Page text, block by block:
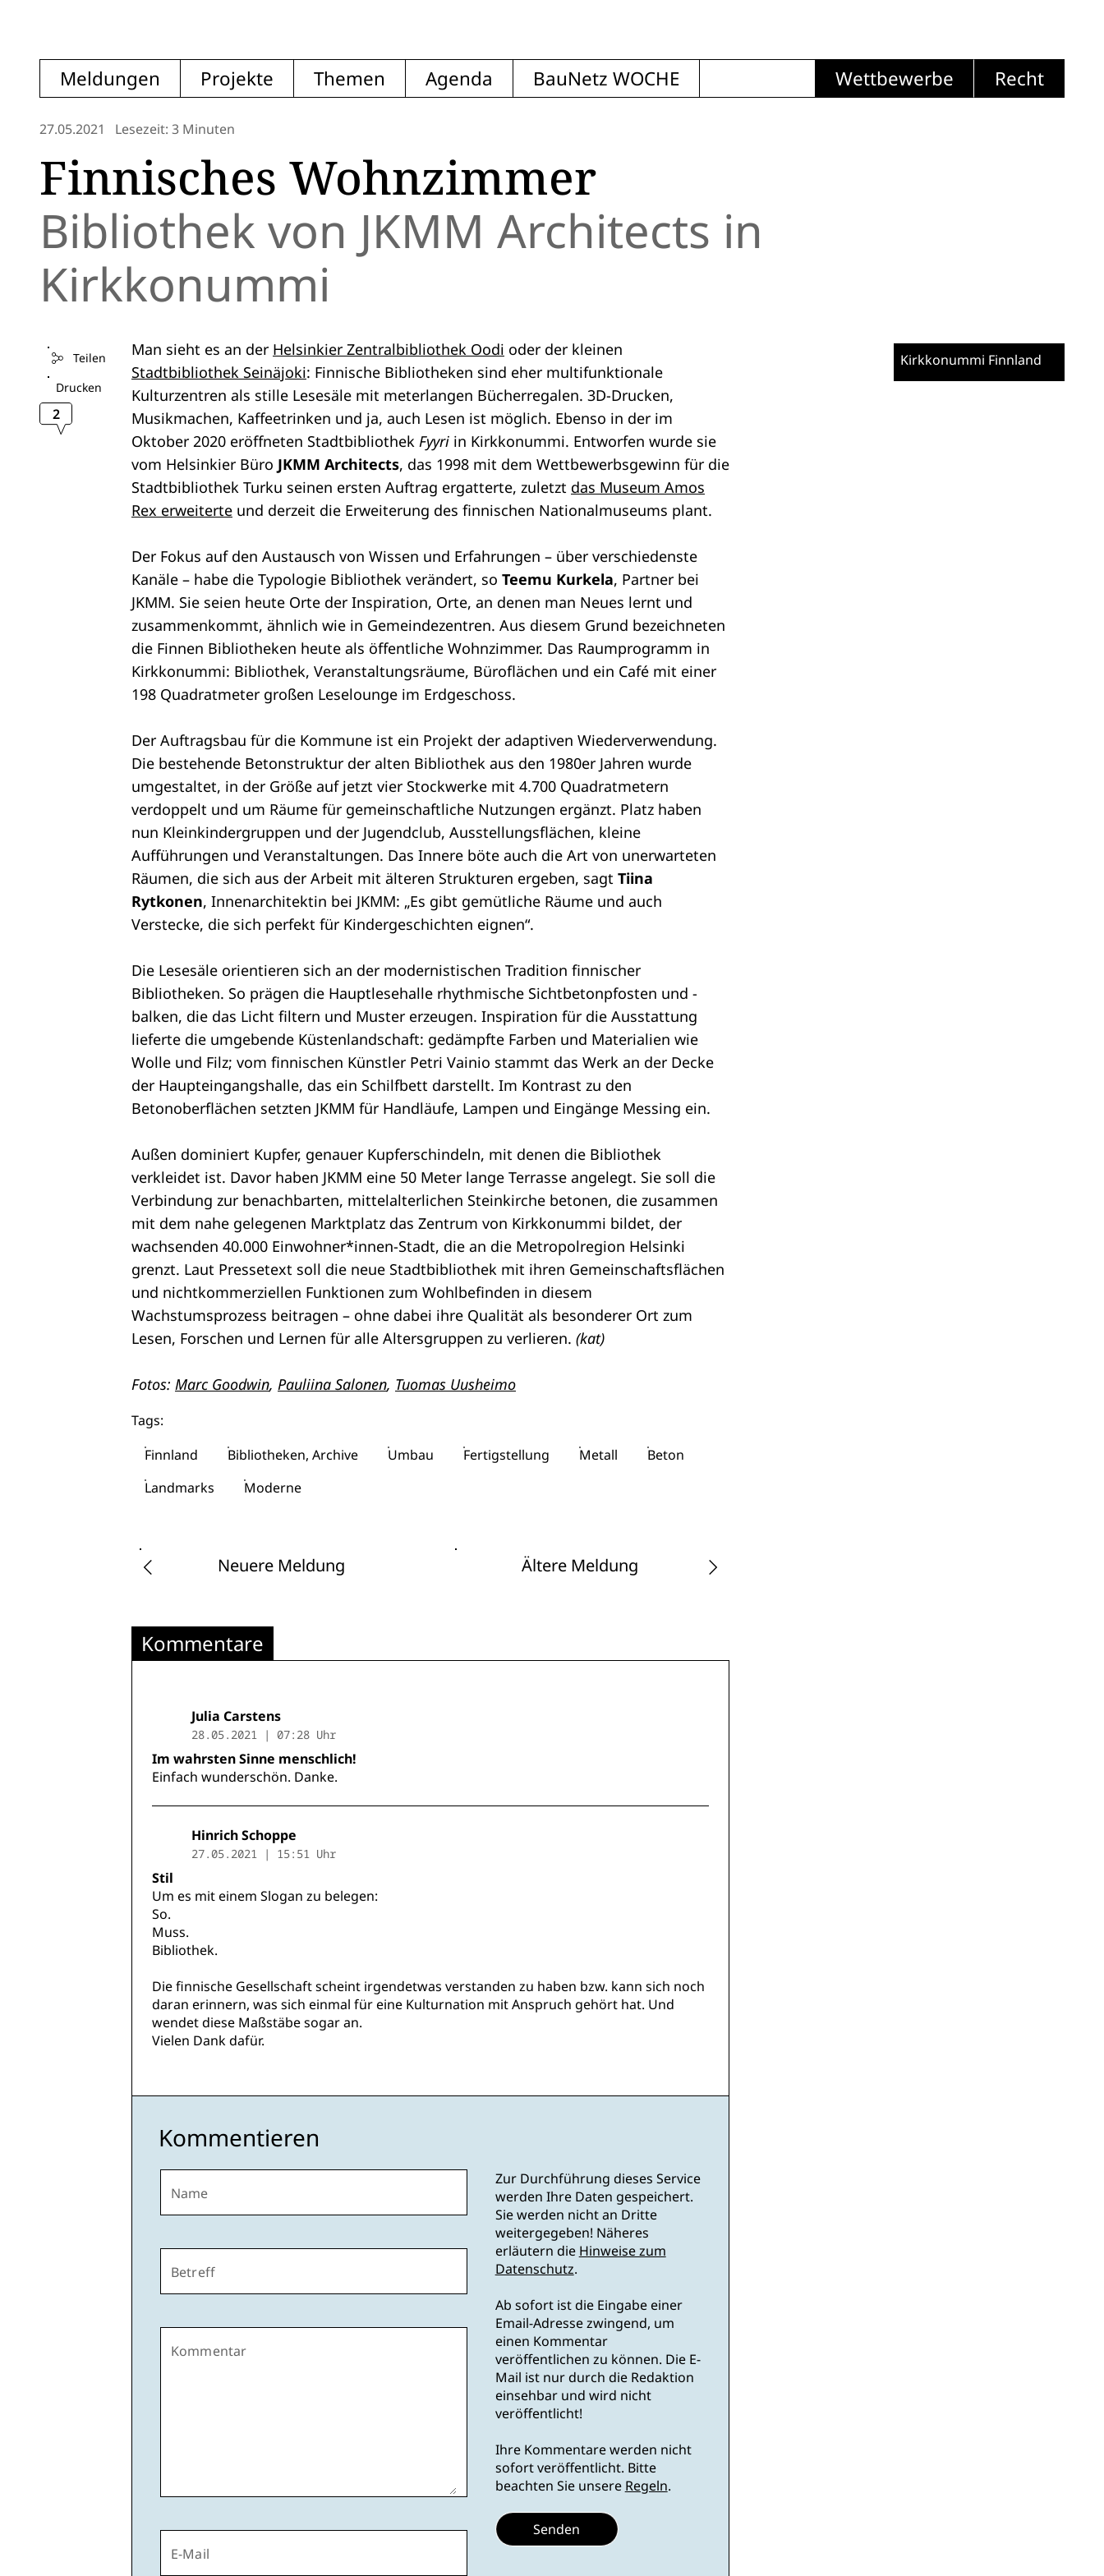
Meldungen Projekte Themen Agenda BauNetz WOCHE Wettbewerbe Recht
27.05.2021 Lesezeit: 3 Minuten
Finnisches Wohnzimmer
Bibliothek von JKMM Architects in
Kirkkonummi
Teilen
Drucken
2
Man sieht es an der Helsinkier Zentralbibliothek Oodi oder der kleinen
Stadtbibliothek Seinäjoki: Finnische Bibliotheken sind eher multifunktionale
Kulturzentren als stille Lesesäle mit meterlangen Bücherregalen. 3D-Drucken,
Musikmachen, Kaffeetrinken und ja, auch Lesen ist möglich. Ebenso in der im
Oktober 2020 eröffneten Stadtbibliothek Fyyri in Kirkkonummi. Entworfen wurde sie
vom Helsinkier Büro JKMM Architects, das 1998 mit dem Wettbewerbsgewinn für die
Stadtbibliothek Turku seinen ersten Auftrag ergatterte, zuletzt das Museum Amos
Rex erweiterte und derzeit die Erweiterung des finnischen Nationalmuseums plant.
Der Fokus auf den Austausch von Wissen und Erfahrungen – über verschiedenste
Kanäle – habe die Typologie Bibliothek verändert, so Teemu Kurkela, Partner bei
JKMM. Sie seien heute Orte der Inspiration, Orte, an denen man Neues lernt und
zusammenkommt, ähnlich wie in Gemeindezentren. Aus diesem Grund bezeichneten
die Finnen Bibliotheken heute als öffentliche Wohnzimmer. Das Raumprogramm in
Kirkkonummi: Bibliothek, Veranstaltungsräume, Büroflächen und ein Café mit einer
198 Quadratmeter großen Leselounge im Erdgeschoss.
Der Auftragsbau für die Kommune ist ein Projekt der adaptiven Wiederverwendung.
Die bestehende Betonstruktur der alten Bibliothek aus den 1980er Jahren wurde
umgestaltet, in der Größe auf jetzt vier Stockwerke mit 4.700 Quadratmetern
verdoppelt und um Räume für gemeinschaftliche Nutzungen ergänzt. Platz haben
nun Kleinkindergruppen und der Jugendclub, Ausstellungsflächen, kleine
Aufführungen und Veranstaltungen. Das Innere böte auch die Art von unerwarteten
Räumen, die sich aus der Arbeit mit älteren Strukturen ergeben, sagt Tiina
Rytkonen, Innenarchitektin bei JKMM: „Es gibt gemütliche Räume und auch
Verstecke, die sich perfekt für Kindergeschichten eignen“.
Die Lesesäle orientieren sich an der modernistischen Tradition finnischer
Bibliotheken. So prägen die Hauptlesehalle rhythmische Sichtbetonpfosten und -
balken, die das Licht filtern und Muster erzeugen. Inspiration für die Ausstattung
lieferte die umgebende Küstenlandschaft: gedämpfte Farben und Materialien wie
Wolle und Filz; vom finnischen Künstler Petri Vainio stammt das Werk an der Decke
der Haupteingangshalle, das ein Schilfbett darstellt. Im Kontrast zu den
Betonoberflächen setzten JKMM für Handläufe, Lampen und Eingänge Messing ein.
Außen dominiert Kupfer, genauer Kupferschindeln, mit denen die Bibliothek
verkleidet ist. Davor haben JKMM eine 50 Meter lange Terrasse angelegt. Sie soll die
Verbindung zur benachbarten, mittelalterlichen Steinkirche betonen, die zusammen
mit dem nahe gelegenen Marktplatz das Zentrum von Kirkkonummi bildet, der
wachsenden 40.000 Einwohner*innen-Stadt, die an die Metropolregion Helsinki
grenzt. Laut Pressetext soll die neue Stadtbibliothek mit ihren Gemeinschaftsflächen
und nichtkommerziellen Funktionen zum Wohlbefinden in diesem
Wachstumsprozess beitragen – ohne dabei ihre Qualität als besonderer Ort zum
Lesen, Forschen und Lernen für alle Altersgruppen zu verlieren. (kat)
Fotos: Marc Goodwin, Pauliina Salonen, Tuomas Uusheimo
Tags:
Finnland
Bibliotheken, Archive Umbau Fertigstellung Metall
Beton
Landmarks
Moderne
Neuere Meldung Ältere Meldung
Kirkkonummi Finnland
Kommentare
Julia Carstens
28.05.2021 | 07:28 Uhr
Im wahrsten Sinne menschlich!
Einfach wunderschön. Danke.
Hinrich Schoppe
27.05.2021 | 15:51 Uhr
Stil
Um es mit einem Slogan zu belegen:
So.
Muss.
Bibliothek.
Die finnische Gesellschaft scheint irgendetwas verstanden zu haben bzw. kann sich noch
daran erinnern, was sich einmal für eine Kulturnation mit Anspruch gehört hat. Und
wendet diese Maßstäbe sogar an.
Vielen Dank dafür.
Kommentieren
Name
Betreff
Kommentar
E-Mail
Zur Durchführung dieses Service
werden Ihre Daten gespeichert.
Sie werden nicht an Dritte
weitergegeben! Näheres
erläutern die Hinweise zum
Datenschutz.
Ab sofort ist die Eingabe einer
Email-Adresse zwingend, um
einen Kommentar
veröffentlichen zu können. Die E-
Mail ist nur durch die Redaktion
einsehbar und wird nicht
veröffentlicht!
Ihre Kommentare werden nicht
sofort veröffentlicht. Bitte
beachten Sie unsere Regeln.
Senden